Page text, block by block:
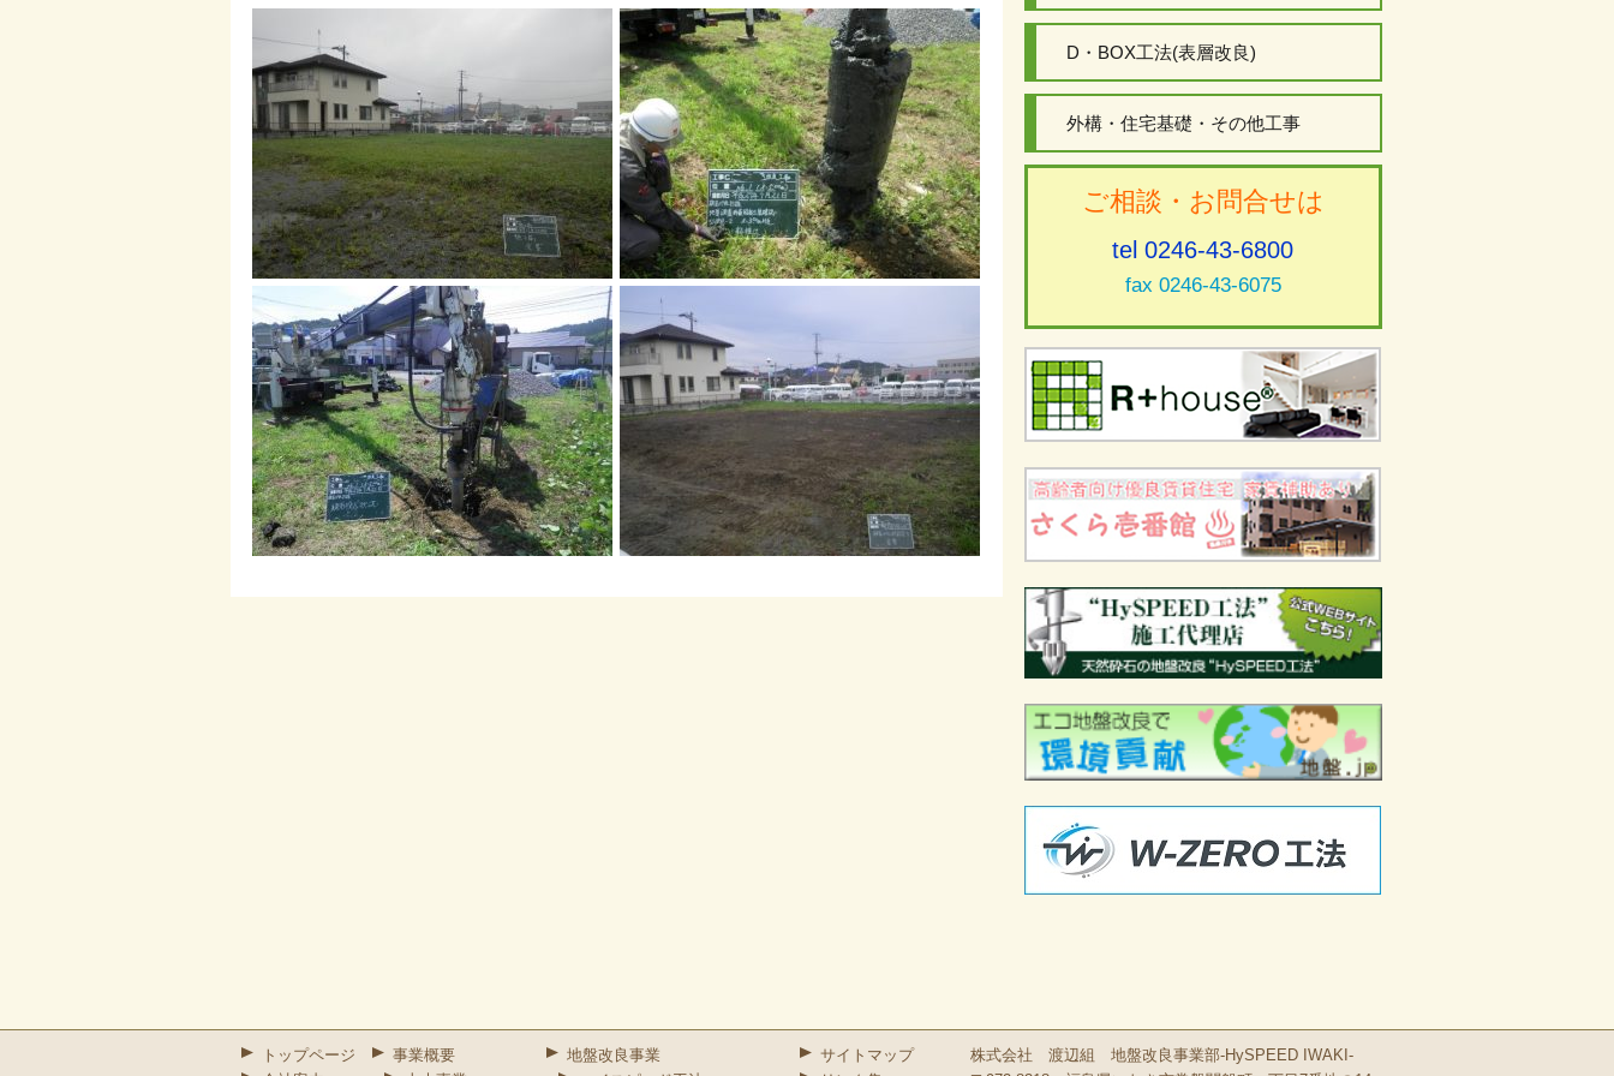
D・BOX工法(表層改良)
外構・住宅基礎・その他工事
ご相談・お問合せは
tel 0246-43-6800
fax 0246-43-6075
トップページ
事業概要
地盤改良事業
サイトマップ
株式会社 渡辺組 地盤改良事業部-HySPEED IWAKI-